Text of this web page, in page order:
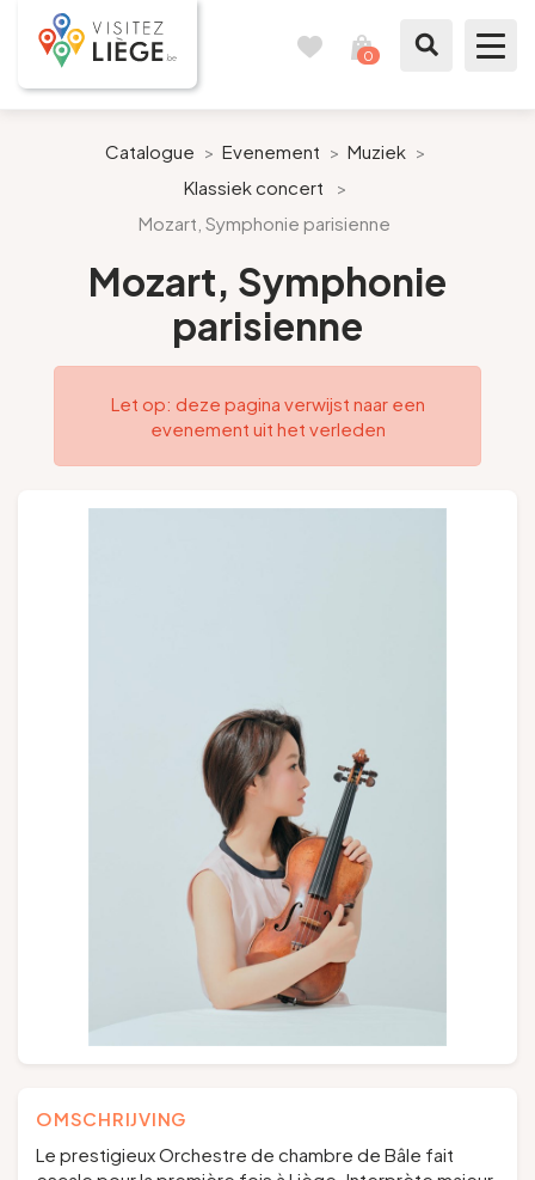
0
Bereid mijn verblijf voor
Pays de Liège
Catalogue > Evenement > Muziek >
Klassiek concert
>
Mozart, Symphonie parisienne
Mozart, Symphonie
parisienne
Let op: deze pagina verwijst naar een
evenement uit het verleden
OMSCHRIJVING
Le prestigieux Orchestre de chambre de Bâle fait